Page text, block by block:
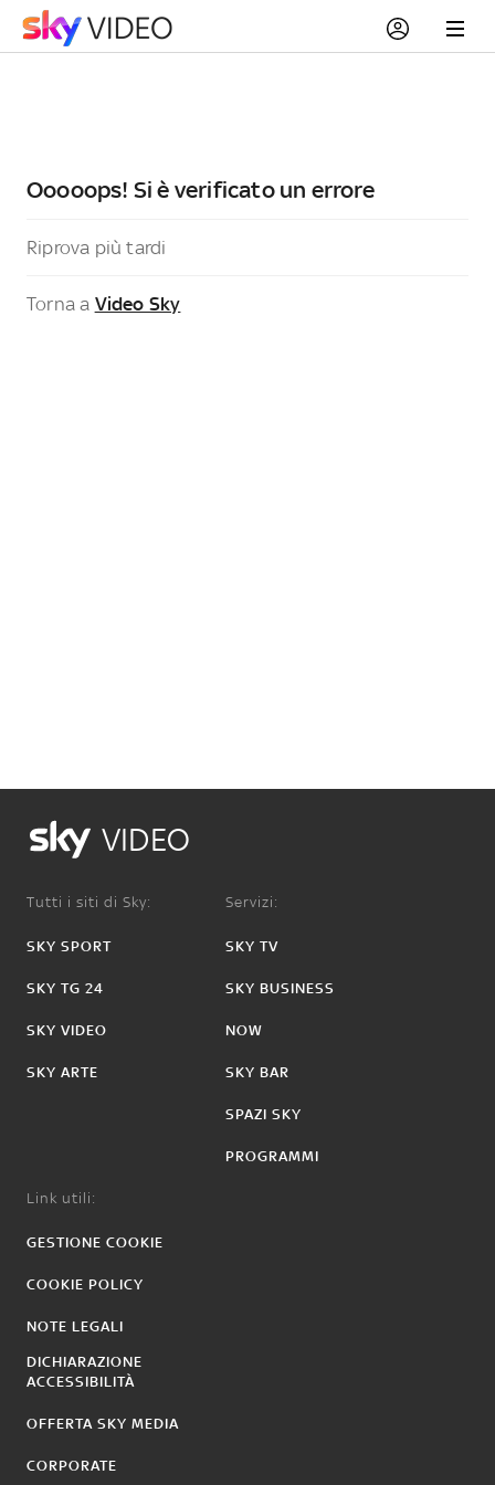
Ooooops! Si è verificato un errore
Riprova più tardi
Torna a Video Sky
VIDEO
Tutti i siti di Sky:
SKY SPORT
SKY TG 24
SKY VIDEO
SKY ARTE
Servizi:
SKY TV
SKY BUSINESS
NOW
SKY BAR
SPAZI SKY
PROGRAMMI
Link utili:
GESTIONE COOKIE
COOKIE POLICY
NOTE LEGALI
DICHIARAZIONE
ACCESSIBILITÀ
OFFERTA SKY MEDIA
CORPORATE